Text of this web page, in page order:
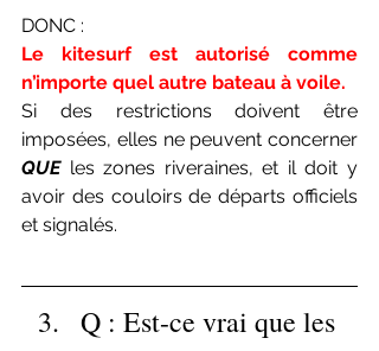
DONC :
Le kitesurf est autorisé comme
n’importe quel autre bateau à voile.
Si des restrictions doivent être
QUE les zones riveraines, et il doit y
avoir des couloirs de départs officiels
et signalés.
3.   Q : Est-ce vrai que les